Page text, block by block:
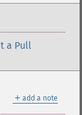
a Pull
＋ add a note